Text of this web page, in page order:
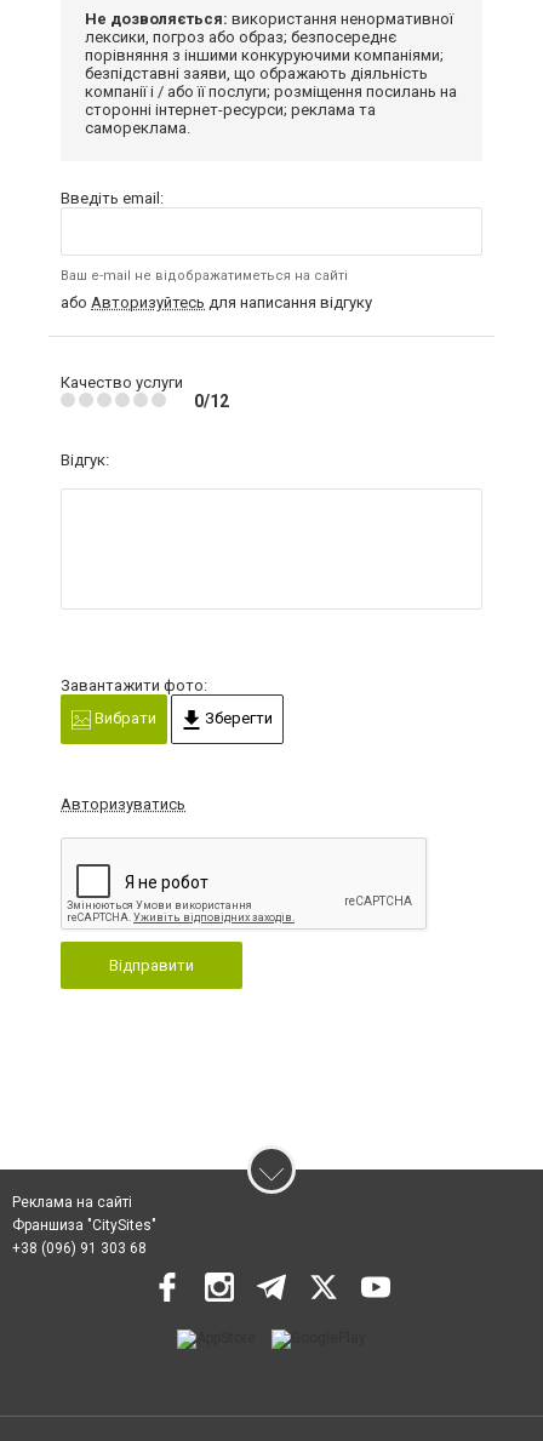
Не дозволяється: використання ненормативної
лексики, погроз або образ; безпосереднє
порівняння з іншими конкуруючими компаніями;
безпідставні заяви, що ображають діяльність
компанії і / або її послуги; розміщення посилань на
сторонні інтернет-ресурси; реклама та
самореклама.
Введіть email:
Ваш e-mail не відображатиметься на сайті
або Авторизуйтесь для написання відгуку
Качество услуги
0/12
Відгук:
Завантажити фото:
Вибрати
Зберегти
Авторизуватись
Відправити
Реклама на сайті
Франшиза "CitySites"
+38 (096) 91 303 68